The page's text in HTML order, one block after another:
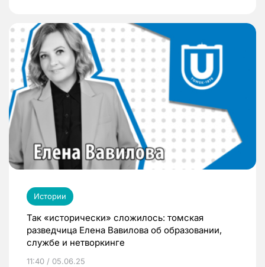
Истории
Так «исторически» сложилось: томская
разведчица Елена Вавилова об образовании,
службе и нетворкинге
11:40 / 05.06.25